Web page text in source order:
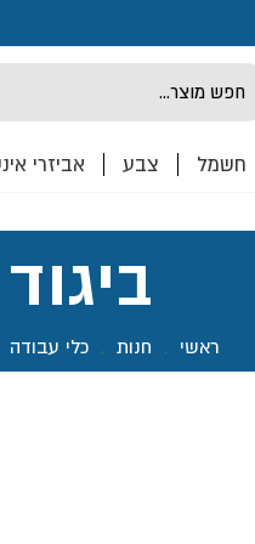
חשמל צבע אביזרי
ראשי . חנות . כלי עבודה